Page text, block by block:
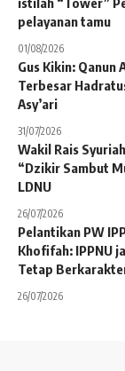
pelayanan tamu
01/08/2026
Gus Kikin: Qanun
Terbesar
Asy’ari
31/07/2026
Wakil Rais
“Dzikir Sambut
LDNU
26/07/2026
Pelantikan PW
Khofifah: IPPNU
Tetap
26/07/2026